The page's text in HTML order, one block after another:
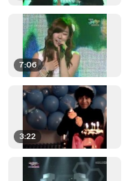
7:06
3:22